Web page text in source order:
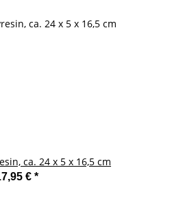
ca. 24 x 5 x 16,5 cm
€ *